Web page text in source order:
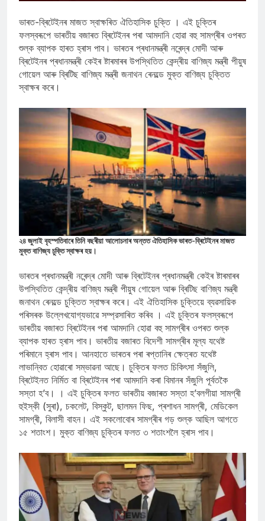
ভাৰত-ব্ৰিটেইনৰ মাজত স্বাক্ষৰিত ঐতিহাসিক চুক্তি । এই চুক্তিৰ
ফলস্বৰূপে ভাৰতীয় বজাৰত ব্ৰিটেইনৰ পৰা আমদানি হোৱা বহু সামগ্ৰীৰ ওপৰত
শুল্ক ব্যাপক হাৰত হ্ৰাস পাব। ভাৰতৰ প্ৰধানমন্ত্ৰী নৰেন্দ্ৰ মোদী আৰু
ব্ৰিটেইনৰ প্ৰধানমন্ত্ৰী কেইৰ ষ্টাৰমাৰৰ উপস্থিতিত কেন্দ্ৰীয় বাণিজ্য মন্ত্ৰী পীয়ুষ
গোয়েল আৰু ব্ৰিটিছ বাণিজ্য মন্ত্ৰী জনাথন ৰেনল্ডে মুক্ত বাণিজ্য চুক্তিত
স্বাক্ষৰ কৰে।
২৪ জুলাই বৃহস্পতিবাৰে তিনি বছৰীয়া আলোচনাৰ অন্তত ঐতিহাসিক ভাৰত-ব্ৰিটেইনৰ মাজত
মুক্ত বাণিজ্য চুক্তি স্বাক্ষৰ হয়।
ভাৰতৰ প্ৰধানমন্ত্ৰী নৰেন্দ্ৰ মোদী আৰু ব্ৰিটেইনৰ প্ৰধানমন্ত্ৰী কেইৰ ষ্টাৰমাৰৰ
উপস্থিতিত কেন্দ্ৰীয় বাণিজ্য মন্ত্ৰী পীয়ুষ গোয়েল আৰু ব্ৰিটিছ বাণিজ্য মন্ত্ৰী
জনাথন ৰেনল্ডে চুক্তিত স্বাক্ষৰ কৰে। এই ঐতিহাসিক চুক্তিয়ে ব্যৱসায়িক
পৰিসৰক উল্লেখযোগ্যভাৱে সম্প্রসাৰিত কৰিব । এই চুক্তিৰ ফলস্বৰূপে
ভাৰতীয় বজাৰত ব্ৰিটেইনৰ পৰা আমদানি হোৱা বহু সামগ্ৰীৰ ওপৰত শুল্ক
ব্যাপক হাৰত হ্ৰাস পাব। ভাৰতীয় বজাৰত বিদেশী সামগ্ৰীৰ মূল্য যথেষ্ট
পৰিমানে হ্ৰাস পাব। আনহাতে ভাৰতৰ পৰা ৰপ্তানিৰ ক্ষেত্ৰত যথেষ্ট
লাভান্বিত হোৱাৰো সম্ভাৱনা আছে। চুক্তিৰ ফলত চিকিৎসা সঁজুলি,
ব্ৰিটেইনত নিৰ্মিত বা ব্ৰিটেইনৰ পৰা আমদানি কৰা বিমানৰ সঁজুলি পূৰ্বতকৈ
সস্তা হ’ব। । এই চুক্তিৰ ফলত ভাৰতীয় বজাৰত সস্তা হ’বলগীয়া সামগ্ৰী
হুইস্কী (সুৰা), চকলেট, বিস্কুট, ছালমন ফিছ, প্ৰশাধন সামগ্ৰী, মেডিকেল
সামগ্ৰী, বিলাসী বাহন। এই সকলোবোৰ সামগ্ৰীৰ গড় শুল্ক আছিল আগতে
১৫ শতাংশ। মুক্ত বাণিজ্য চুক্তিৰ ফলত ৩ শতাংশলৈ হ্ৰাস পাব।